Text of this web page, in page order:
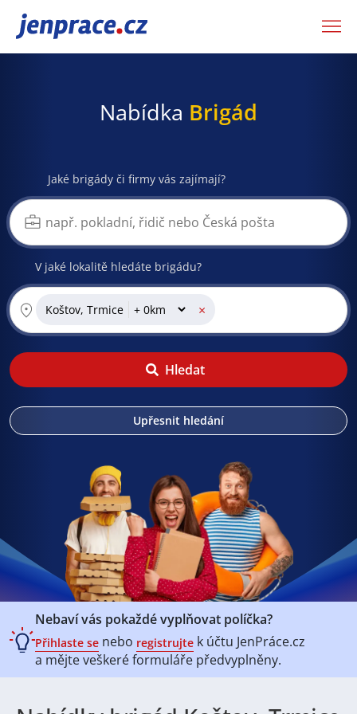
JenPráce.cz
Nabídka Brigád
Jaké brigády či firmy vás zajímají?
V jaké lokalitě hledáte brigádu?
Koštov, Trmice ×
Hledat
Upřesnit hledání
Nebaví vás pokaždé vyplňovat políčka?
Přihlaste se nebo registrujte k účtu JenPráce.cz
a mějte veškeréformuláře předvyplněny.